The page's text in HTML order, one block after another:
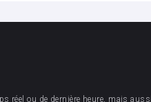
réel ou de dernière heure, mais